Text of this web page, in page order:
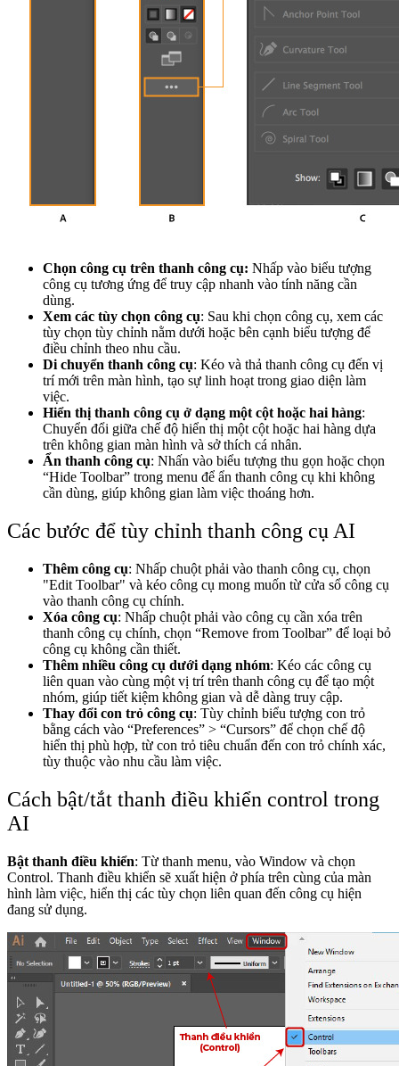
Chọn công cụ trên thanh công cụ: Nhấp vào biểu tượng
công cụ tương ứng để truy cập nhanh vào tính năng cần
dùng.
Xem các tùy chọn công cụ: Sau khi chọn công cụ, xem các
tùy chọn tùy chỉnh nằm dưới hoặc bên cạnh biểu tượng để
điều chỉnh theo nhu cầu.
Di chuyển thanh công cụ: Kéo và thả thanh công cụ đến vị
trí mới trên màn hình, tạo sự linh hoạt trong giao diện làm
việc.
Hiển thị thanh công cụ ở dạng một cột hoặc hai hàng:
Chuyển đổi giữa chế độ hiển thị một cột hoặc hai hàng dựa
trên không gian màn hình và sở thích cá nhân.
Ẩn thanh công cụ: Nhấn vào biểu tượng thu gọn hoặc chọn
“Hide Toolbar” trong menu để ẩn thanh công cụ khi không
cần dùng, giúp không gian làm việc thoáng hơn.
Các bước để tùy chỉnh thanh công cụ AI
Thêm công cụ: Nhấp chuột phải vào thanh công cụ, chọn
"Edit Toolbar" và kéo công cụ mong muốn từ cửa sổ công cụ
vào thanh công cụ chính.
Xóa công cụ: Nhấp chuột phải vào công cụ cần xóa trên
thanh công cụ chính, chọn “Remove from Toolbar” để loại bỏ
công cụ không cần thiết.
Thêm nhiều công cụ dưới dạng nhóm: Kéo các công cụ
liên quan vào cùng một vị trí trên thanh công cụ để tạo một
nhóm, giúp tiết kiệm không gian và dễ dàng truy cập.
Thay đổi con trỏ công cụ: Tùy chỉnh biểu tượng con trỏ
bằng cách vào “Preferences” > “Cursors” để chọn chế độ
hiển thị phù hợp, từ con trỏ tiêu chuẩn đến con trỏ chính xác,
tùy thuộc vào nhu cầu làm việc.
Cách bật/tắt thanh điều khiển control trong
AI
Bật thanh điều khiển: Từ thanh menu, vào Window và chọn
Control. Thanh điều khiển sẽ xuất hiện ở phía trên cùng của màn
hình làm việc, hiển thị các tùy chọn liên quan đến công cụ hiện
đang sử dụng.